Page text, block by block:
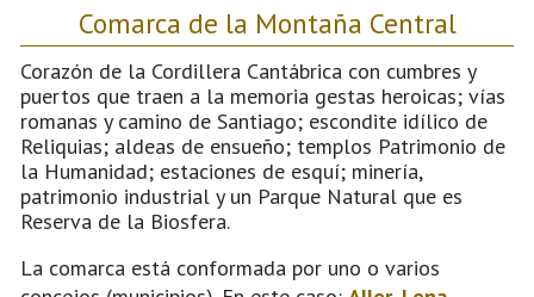
Comarca de la Montaña Central
Corazón de la Cordillera Cantábrica con cumbres y
puertos que traen a la memoria gestas heroicas; vías
romanas y camino de Santiago; escondite idílico de
Reliquias; aldeas de ensueño; templos Patrimonio de
la Humanidad; estaciones de esquí; minería,
patrimonio industrial y un Parque Natural que es
Reserva de la Biosfera.
La comarca está conformada por uno o varios